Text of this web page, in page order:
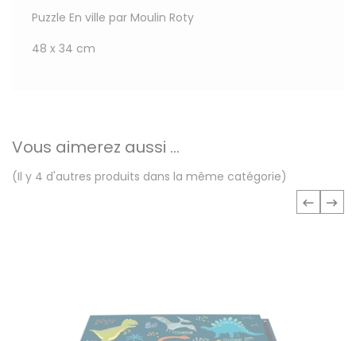
Puzzle En ville par Moulin Roty
48 x 34 cm
Vous aimerez aussi ...
(Il y 4 d'autres produits dans la même catégorie)